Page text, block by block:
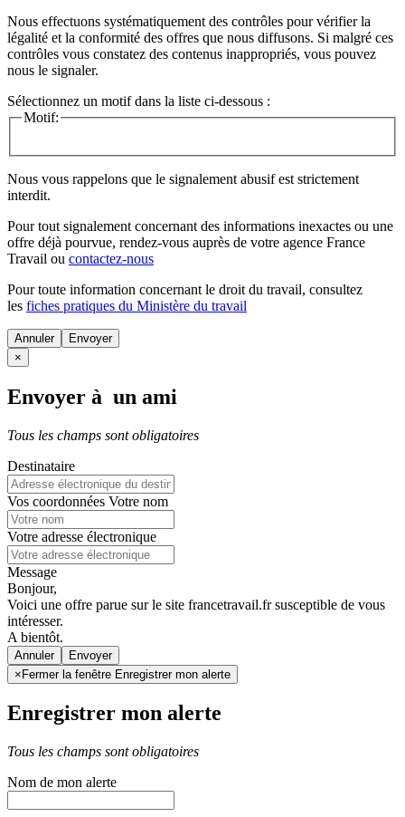
Nous effectuons systématiquement des contrôles pour vérifier la
légalité et la conformité des offres que nous diffusons. Si malgré ces
contrôles vous constatez des contenus inappropriés, vous pouvez
nous le signaler.
Sélectionnez un motif dans la liste ci-dessous :
Motif:
Nous vous rappelons que le signalement abusif est strictement
interdit.
Pour tout signalement concernant des informations inexactes ou une
offre déjà pourvue, rendez-vous auprès de votre agence France
Travail ou contactez-nous
Pour toute information concernant le droit du travail, consultez
les fiches pratiques du Ministère du travail
Annuler
×
Envoyer à un ami
Tous les champs sont obligatoires
Destinataire
Vos coordonnées Votre nom
Votre adresse électronique
Message
Bonjour,
Voici une offre parue sur le site francetravail.fr susceptible de vous
intéresser.
A bientôt.
Annuler
×Fermer la fenêtre Enregistrer mon alerte
Enregistrer mon alerte
Tous les champs sont obligatoires
Nom de mon alerte